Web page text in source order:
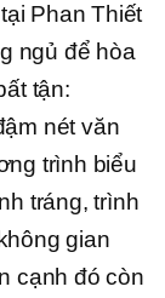
Phan Thiết
ngủ để hòa
tận:
nét văn
trình biểu
tráng, trình
gian
cạnh đó còn